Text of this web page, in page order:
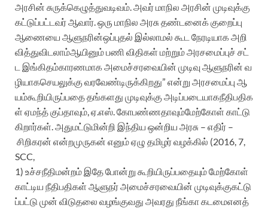
அரசின் சுருக்கெழுத்துவடிவம் அவர்மாநில அரசின் முடிவுக்கு
கட்டுப்பட்டவர்ஆவார் ஒரு மாநில அரசுதண்டனைக்குறைப்பு
ஆணையை ஆளுநரின்ஒப்புதல் இல்லாமல் கூட நேரடியாகஅறி
வித்துவிடலாம்ஆயினும்பணி விதிகள் மற்றும்அரசமைப்புச் சட்
ட
இங்கிதம்காரணமாகஅமைச்சரவையின் முடிவு ஆளுநரின் வ
ழியாகசெயலுக்கு வரவேண்டிருக்கிறது” என்று அரசமைப்பு ஆ
யம்கூறியிருப்பதைதங்களது முடிவுக்கு அடிப்படையாகநீதிபதிக
ள் ஏமந்த்குப்தாவும் ஏ எஸ் கோபண்ணதாவும்மேற்கோள் காட்டு
கிறார்கள். அதுமட்டுமின்றி இந்திய ஒன்றிய அரசு – எதிர் –
சிறிகரன் என்றமுருகன் எனும்ஏழு தமிழர்வழக்கில் (2016, 7,
SCC,
1) உச்சநீதிமன்றம் இதேபோன்று கூறியிருப்பதையும்மேற்கோள்
காட்டிய நீதிபதிகள் ஆளுநர்அமைச்சரவையின் முடிவுக்குகட்டு
ப்பட்டு முன் விடுதலை வழங்குவது அவரது நீங்காகடமைஎனத்